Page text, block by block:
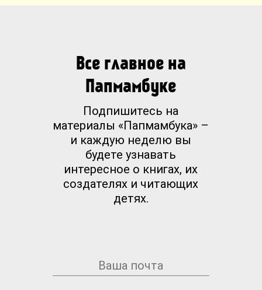
Все главное на
Папмамбуке
Подпишитесь на
материалы «Папмамбука» –
и каждую неделю вы
будете узнавать
интересное о книгах, их
создателях и читающих
детях.